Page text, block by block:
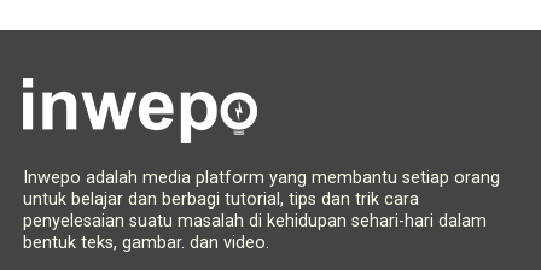
Inwepo adalah media platform yang membantu setiap orang
untuk belajar dan berbagi tutorial, tips dan trik cara
penyelesaian suatu masalah di kehidupan sehari-hari dalam
bentuk teks, gambar. dan video.